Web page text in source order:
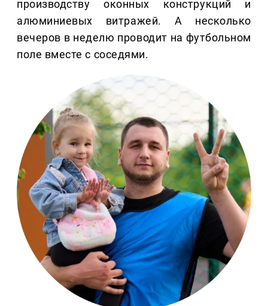
производству оконных конструкций и
алюминиевых витражей. А несколько
вечеров в неделю проводит на футбольном
поле вместе с соседями.